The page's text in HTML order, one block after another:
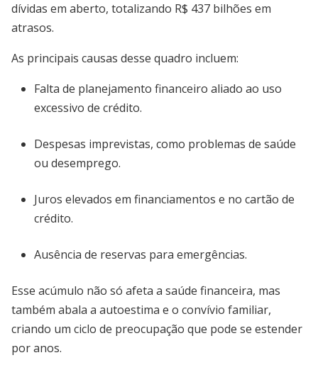
dívidas em aberto, totalizando R$ 437 bilhões em
atrasos.
As principais causas desse quadro incluem:
Falta de planejamento financeiro aliado ao uso
excessivo de crédito.
Despesas imprevistas, como problemas de saúde
ou desemprego.
Juros elevados em financiamentos e no cartão de
crédito.
Ausência de reservas para emergências.
Esse acúmulo não só afeta a saúde financeira, mas
também abala a autoestima e o convívio familiar,
criando um ciclo de preocupação que pode se estender
por anos.